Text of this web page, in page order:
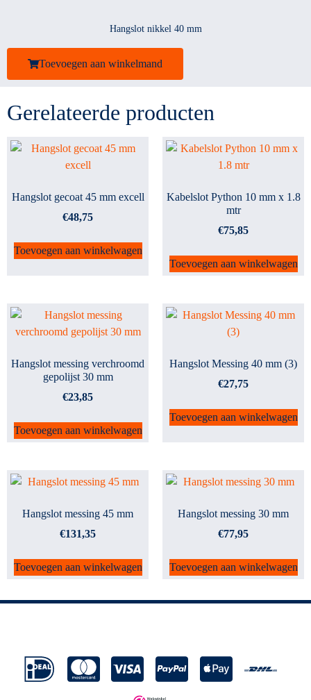
Hangslot nikkel 40 mm
Toevoegen aan winkelmand
Gerelateerde producten
Hangslot gecoat 45 mm excell
€48,75
Toevoegen aan winkelwagen
Kabelslot Python 10 mm x 1.8
mtr
€75,85
Toevoegen aan winkelwagen
Hangslot messing verchroomd
gepolijst 30 mm
€23,85
Toevoegen aan winkelwagen
Hangslot Messing 40 mm (3)
€27,75
Toevoegen aan winkelwagen
Hangslot messing 45 mm
€131,35
Toevoegen aan winkelwagen
Hangslot messing 30 mm
€77,95
Toevoegen aan winkelwagen